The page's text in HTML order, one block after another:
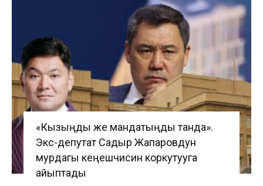
«Кызыңды же мандатыңды танда».
Экс-депутат Садыр Жапаровдун
мурдагы кеңешчисин коркутууга
айыптады